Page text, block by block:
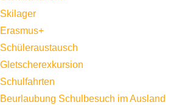
Skilager
Erasmus+
Schüleraustausch
Gletscherexkursion
Schulfahrten
Beurlaubung Schulbesuch im Ausland